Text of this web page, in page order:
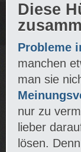
Diese
Probleme
manchen
man sie
nur zu
lieber
lösen.